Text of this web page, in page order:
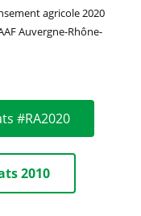
agricole 2020
Auvergne-Rhône-
#RA2020
2010